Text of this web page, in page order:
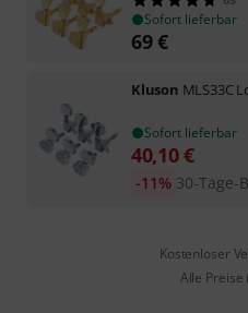
Sofort lieferbar
69€
Kluson MLS33C
Sofort lieferbar
40,10€
30-Tage-
-11%
Kostenloser
Alle Preise